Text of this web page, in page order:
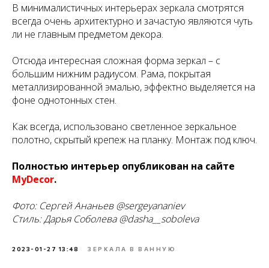
В минималистичных интерьерах зеркала смотрятся
всегда очень архитектурно и зачастую являются чуть
ли не главным предметом декора.
Отсюда интересная сложная форма зеркал – с
большим нижним радиусом. Рама, покрытая
металлизированной эмалью, эффектно выделяется на
фоне однотонных стен.
Как всегда, использовано светленное зеркальное
полотно, скрытый крепеж на планку. Монтаж под ключ.
Полностью интерьер опубликован на сайте
MyDecor.
Фото: Сергей Ананьев @sergeyananiev
Стиль: Дарья Соболева @dasha__soboleva
2023-01-27 13:48 ЗЕРКАЛА В ВАННУЮ